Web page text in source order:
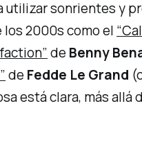
utilizar sonrientes y
2000s como el
de Benny
de Fedde Le Grand
está clara, más allá